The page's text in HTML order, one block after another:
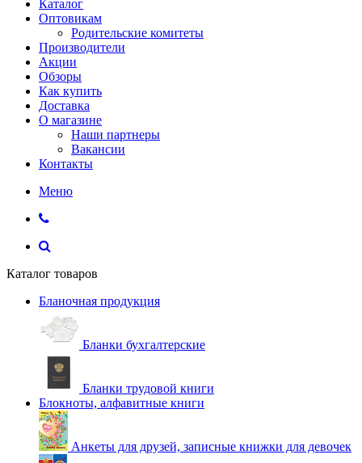
Каталог
Оптовикам
Родительские комитеты
Производители
Акции
Обзоры
Как купить
Доставка
О магазине
Наши партнеры
Вакансии
Контакты
Меню
Каталог товаров
Бланочная продукция
Бланки бухгалтерские
Бланки трудовой книги
Блокноты, алфавитные книги
Анкеты для друзей, записные книжки для девочек